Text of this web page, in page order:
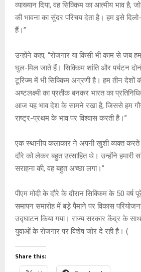
व्याख्यान दिया, वह सिक्किम का आत्मीय भाव है,
की भावना का सुंदर परिचय देता है। हम इसे
हैं।”
उन्होंने कहा, “रोजगार या किसी भी काम से जब
घुल-मिल जाते हैं। सिक्किम शांति और पर्यटन
टूरिज्म में भी सिक्किम अग्रणी है। हम तीन देशों
अष्टलक्ष्मी का प्रतीक बनकर भारत का
आज यह भाव देश के सामने रखा है, जिससे हम
राष्ट्र-प्रथम के भाव पर विश्वास करती है।”
एक स्थानीय कलाकार ने अपनी खुशी व्यक्त करते
दौरे को लेकर बहुत उत्साहित थे। उन्होंने हमारी
सराहना की, वह बहुत अच्छा लगा।”
पीएम मोदी के दौरे के दौरान सिक्किम के 50 वर्ष
समापन समारोह में बड़े पैमाने पर विकास
उद्घाटन किया गया। राज्य सरकार केंद्र के
युवाओं के रोजगार पर विशेष जोर दे रही है। (
Share this: